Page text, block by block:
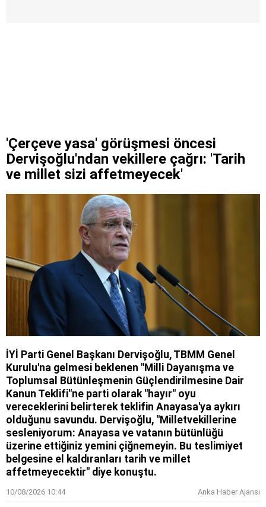
'Çerçeve yasa' görüşmesi öncesi
Dervişoğlu'ndan vekillere çağrı: 'Tarih
ve millet sizi affetmeyecek'
İYİ Parti Genel Başkanı Dervişoğlu, TBMM Genel
Kurulu'na gelmesi beklenen "Milli Dayanışma ve
Toplumsal Bütünleşmenin Güçlendirilmesine Dair
Kanun Teklifi"ne parti olarak "hayır" oyu
vereceklerini belirterek teklifin Anayasa'ya aykırı
olduğunu savundu. Dervişoğlu, "Milletvekillerine
sesleniyorum: Anayasa ve vatanın bütünlüğü
üzerine ettiğiniz yemini çiğnemeyin. Bu teslimiyet
belgesine el kaldıranları tarih ve millet
affetmeyecektir" diye konuştu.
10/08/2026 10:44 Anka Haber Ajansı